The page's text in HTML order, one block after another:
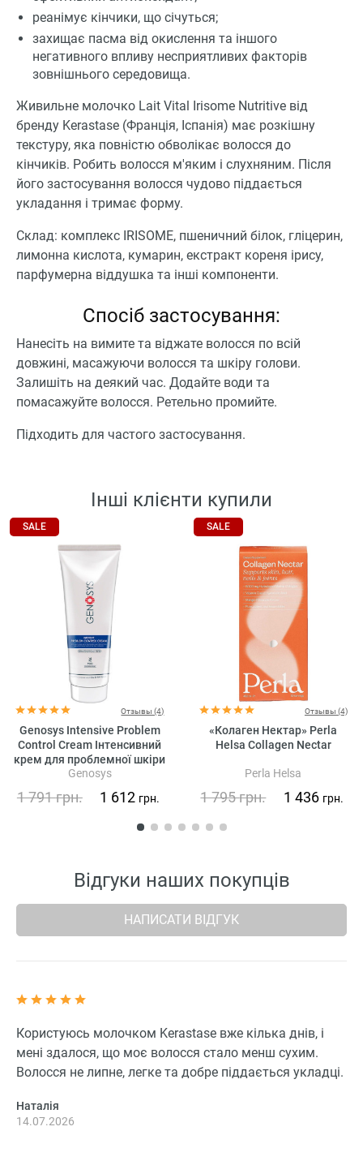
реанімує кінчики, що січуться;
захищає пасма від окислення та іншого
негативного впливу несприятливих факторів
зовнішнього середовища.
Живильне молочко Lait Vital Irisome Nutritive від
бренду Kerastase (Франція, Іспанія) має розкішну
текстуру, яка повністю обволікає волосся до
кінчиків. Робить волосся м'яким і слухняним. Після
його застосування волосся чудово піддається
укладання і тримає форму.
Склад: комплекс IRISOME, пшеничний білок, гліцерин,
лимонна кислота, кумарин, екстракт кореня ірису,
парфумерна віддушка та інші компоненти.
Спосіб застосування:
Нанесіть на вимите та віджате волосся по всій
довжині, масажуючи волосся та шкіру голови.
Залишіть на деякий час. Додайте води та
помасажуйте волосся. Ретельно промийте.
Підходить для частого застосування.
Інші клієнти купили
SALE
Отзывы (4)
Genosys Intensive Problem
Control Cream Інтенсивний
крем для проблемної шкіри
Genosys
1 791грн. 1 612 грн.
SALE
Отзывы (4)
«Колаген Нектар» Perla
Helsa Collagen Nectar
Perla Helsa
1 795грн. 1 436 грн.
Відгуки наших покупців
НАПИСАТИ ВІДГУК
Користуюсь молочком Kerastase вже кілька днів, і
мені здалося, що моє волосся стало менш сухим.
Волосся не липне, легке та добре піддається укладці.
Наталія
14.07.2026